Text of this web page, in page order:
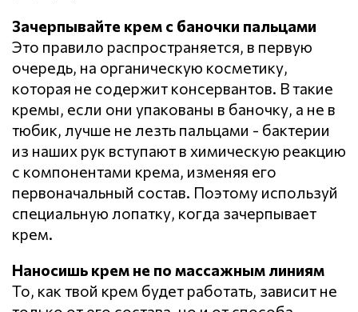
Зачерпывайте крем с баночки пальцами
Это правило распространяется, в первую
очередь, на органическую косметику,
которая не содержит консервантов. В такие
кремы, если они упакованы в баночку, а не в
тюбик, лучше не лезть пальцами - бактерии
из наших рук вступают в химическую реакцию
с компонентами крема, изменяя его
первоначальный состав. Поэтому используй
специальную лопатку, когда зачерпывает
крем.
Наносишь крем не по массажным линиям
То, как твой крем будет работать, зависит не